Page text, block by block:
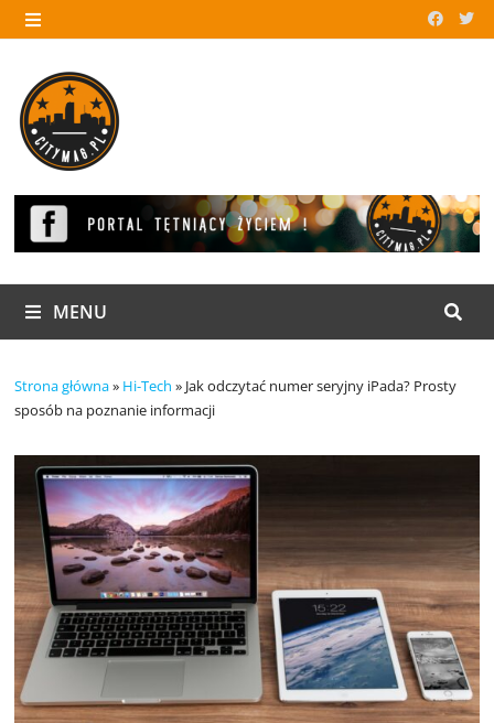
Skip
to
MENU
MENU
Strona główna» Hi-Tech » Jak odczytać numer seryjny iPada? Prosty
sposób na poznanie informacji